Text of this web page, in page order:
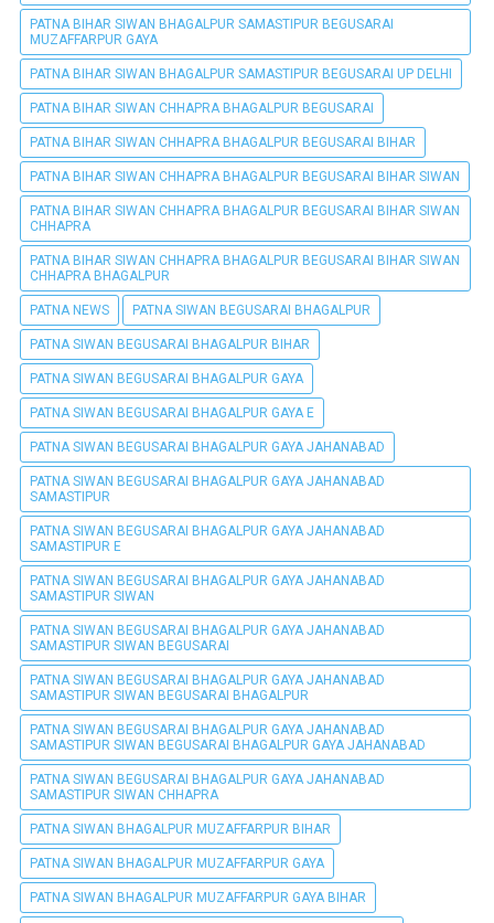
PATNA BIHAR SIWAN BHAGALPUR SAMASTIPUR BEGUSARAI
MUZAFFARPUR GAYA
PATNA BIHAR SIWAN BHAGALPUR SAMASTIPUR BEGUSARAI UP DELHI
PATNA BIHAR SIWAN CHHAPRA BHAGALPUR BEGUSARAI
PATNA BIHAR SIWAN CHHAPRA BHAGALPUR BEGUSARAI BIHAR
PATNA BIHAR SIWAN CHHAPRA BHAGALPUR BEGUSARAI BIHAR SIWAN
PATNA BIHAR SIWAN CHHAPRA BHAGALPUR BEGUSARAI BIHAR SIWAN
CHHAPRA
PATNA BIHAR SIWAN CHHAPRA BHAGALPUR BEGUSARAI BIHAR SIWAN
CHHAPRA BHAGALPUR
PATNA NEWS PATNA SIWAN BEGUSARAI BHAGALPUR
PATNA SIWAN BEGUSARAI BHAGALPUR BIHAR
PATNA SIWAN BEGUSARAI BHAGALPUR GAYA
PATNA SIWAN BEGUSARAI BHAGALPUR GAYA E
PATNA SIWAN BEGUSARAI BHAGALPUR GAYA JAHANABAD
PATNA SIWAN BEGUSARAI BHAGALPUR GAYA JAHANABAD
SAMASTIPUR
PATNA SIWAN BEGUSARAI BHAGALPUR GAYA JAHANABAD
SAMASTIPUR E
PATNA SIWAN BEGUSARAI BHAGALPUR GAYA JAHANABAD
SAMASTIPUR SIWAN
PATNA SIWAN BEGUSARAI BHAGALPUR GAYA JAHANABAD
SAMASTIPUR SIWAN BEGUSARAI
PATNA SIWAN BEGUSARAI BHAGALPUR GAYA JAHANABAD
SAMASTIPUR SIWAN BEGUSARAI BHAGALPUR
PATNA SIWAN BEGUSARAI BHAGALPUR GAYA JAHANABAD
SAMASTIPUR SIWAN BEGUSARAI BHAGALPUR GAYA JAHANABAD
PATNA SIWAN BEGUSARAI BHAGALPUR GAYA JAHANABAD
SAMASTIPUR SIWAN CHHAPRA
PATNA SIWAN BHAGALPUR MUZAFFARPUR BIHAR
PATNA SIWAN BHAGALPUR MUZAFFARPUR GAYA
PATNA SIWAN BHAGALPUR MUZAFFARPUR GAYA BIHAR